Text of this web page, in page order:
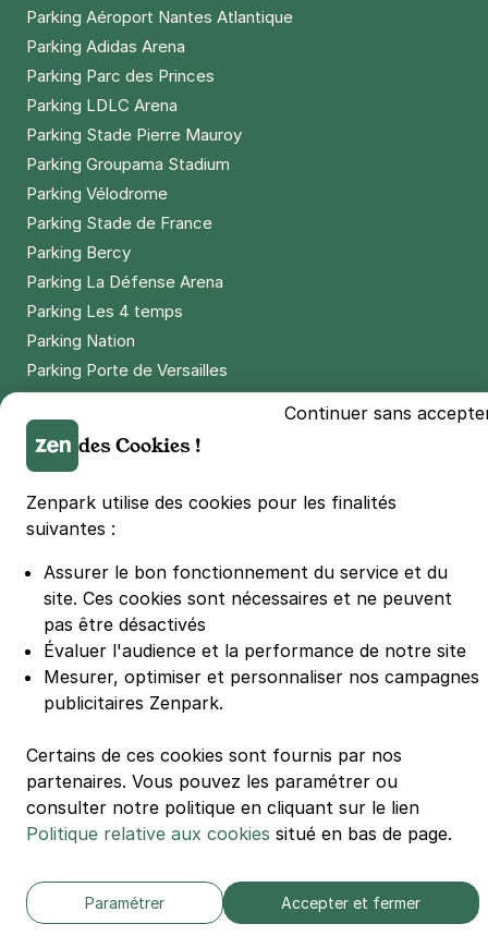
Parking Aéroport Nantes Atlantique
Parking Adidas Arena
Parking Parc des Princes
Parking LDLC Arena
Parking Stade Pierre Mauroy
Parking Groupama Stadium
Parking Vélodrome
Parking Stade de France
Parking Bercy
Parking La Défense Arena
Parking Les 4 temps
Parking Nation
Parking Porte de Versailles
Parking Lille Grand Palais
Parking Euralille
Parking Casino Barrière Lille
🌍 Passer de 130 à 110 km/h sur autoroute réduit votre
#SeDéplacerMoinsPolluer
© Zenpark 2012 - 2026 - Tous droits réservés - Fabriqué avec soin à
Continuer sans
des Cookies !
Zenpark utilise des cookies pour les finalités
suivantes :
Assurer le bon fonctionnement du service et du
site. Ces cookies sont nécessaires et ne peuvent
pas être désactivés
Évaluer l'audience et la performance de notre site
Mesurer, optimiser et personnaliser nos campagnes
publicitaires Zenpark.
Certains de ces cookies sont fournis par nos
partenaires. Vous pouvez les paramétrer ou
consulter notre politique en cliquant sur le lien
Politique relative aux cookies situé en bas de page.
Paramétrer Accepter et fermer